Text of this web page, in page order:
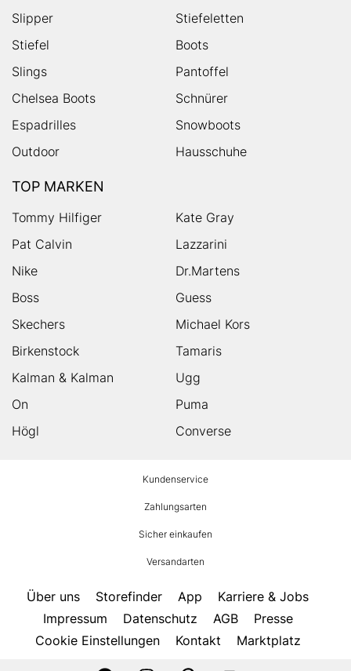
Slipper
Stiefeletten
Stiefel
Boots
Slings
Pantoffel
Chelsea Boots
Schnürer
Espadrilles
Snowboots
Outdoor
Hausschuhe
TOP MARKEN
Tommy Hilfiger
Kate Gray
Pat Calvin
Lazzarini
Nike
Dr.Martens
Boss
Guess
Skechers
Michael Kors
Birkenstock
Tamaris
Kalman & Kalman
Ugg
On
Puma
Högl
Converse
Kundenservice
Zahlungsarten
Sicher einkaufen
Versandarten
Über uns Storefinder App
Karriere & Jobs
Impressum
Datenschutz AGB
Presse
Cookie Einstellungen
Kontakt Marktplatz